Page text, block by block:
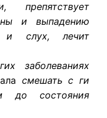
препятствует
и выпадению
и слух, лечит
заболеваниях
смешать с ги
до состояния